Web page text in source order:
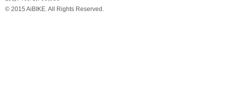
© 2015 AiBIKE. All Rights Reserved.